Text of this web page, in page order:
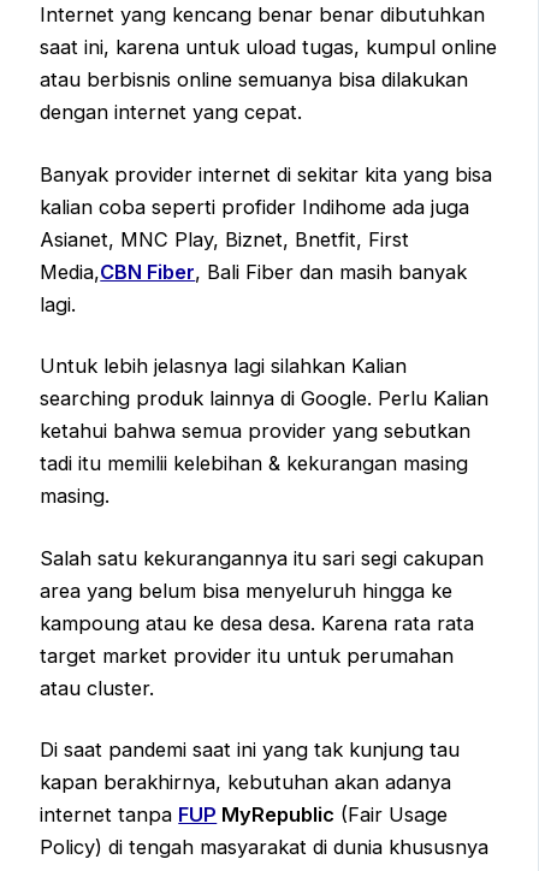
Internet yang kencang benar benar dibutuhkan
saat ini, karena untuk uload tugas, kumpul online
atau berbisnis online semuanya bisa dilakukan
dengan internet yang cepat.
Banyak provider internet di sekitar kita yang bisa
kalian coba seperti profider Indihome ada juga
Asianet, MNC Play, Biznet, Bnetfit, First
Media,CBN Fiber, Bali Fiber dan masih banyak
lagi.
Untuk lebih jelasnya lagi silahkan Kalian
searching produk lainnya di Google. Perlu Kalian
ketahui bahwa semua provider yang sebutkan
tadi itu memilii kelebihan & kekurangan masing
masing.
Salah satu kekurangannya itu sari segi cakupan
area yang belum bisa menyeluruh hingga ke
kampoung atau ke desa desa. Karena rata rata
target market provider itu untuk perumahan
atau cluster.
Di saat pandemi saat ini yang tak kunjung tau
kapan berakhirnya, kebutuhan akan adanya
internet tanpa FUP MyRepublic (Fair Usage
Policy) di tengah masyarakat di dunia khususnya